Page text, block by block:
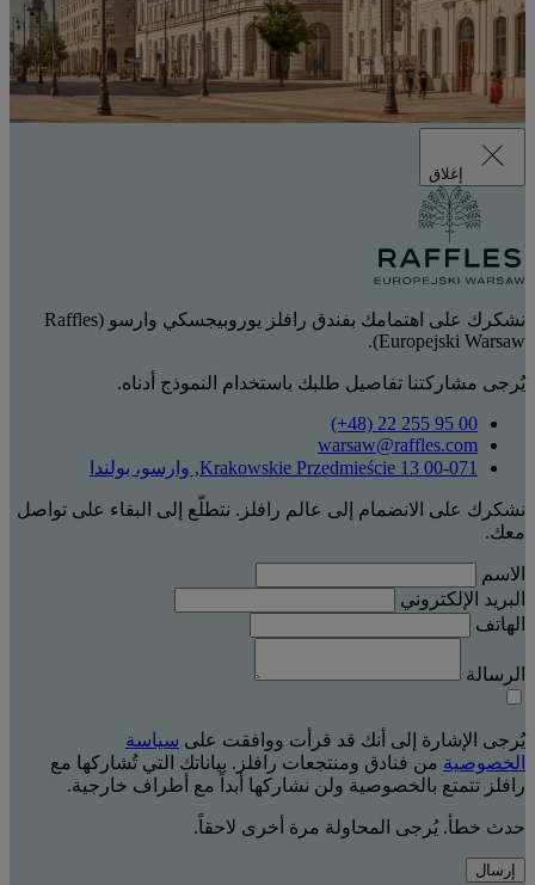
إغلاق
نشكرك على اهتمامك بفندق رافلز يوروبيجسكي وارسو (Raffles
Europejski Warsaw).
يُرجى مشاركتنا تفاصيل طلبك باستخدام النموذج أدناه.
‎(+48) 22 255 95 00‏
warsaw@raffles.com
Krakowskie Przedmieście 13 00-071, وارسو، بولندا
نشكرك على الانضمام إلى عالم رافلز. نتطلّع إلى البقاء على تواصل
معك.
الاسم
البريد الإلكتروني
الهاتف
الرسالة
يُرجى الإشارة إلى أنك قد قرأت ووافقت على سياسة
الخصوصية من فنادق ومنتجعات رافلز. بياناتك التي تُشاركها مع
رافلز تتمتع بالخصوصية ولن نشاركها أبداً مع أطراف خارجية.
حدث خطأ. يُرجى المحاولة مرة أخرى لاحقاً.
إرسال